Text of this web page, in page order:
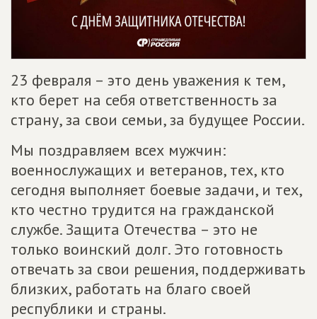
23 февраля – это день уважения к тем,
кто берет на себя ответственность за
страну, за свои семьи, за будущее России.
Мы поздравляем всех мужчин:
военнослужащих и ветеранов, тех, кто
сегодня выполняет боевые задачи, и тех,
кто честно трудится на гражданской
службе. Защита Отечества – это не
только воинский долг. Это готовность
отвечать за свои решения, поддерживать
близких, работать на благо своей
республики и страны.